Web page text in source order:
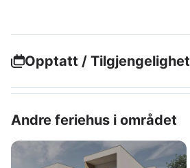
Opptatt / Tilgjengelighet
Andre feriehus i området